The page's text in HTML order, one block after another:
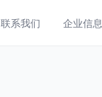
联系我们 企业信息